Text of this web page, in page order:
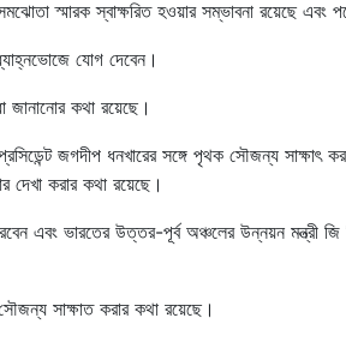
স্মারক স্বাক্ষরিত হওয়ার সম্ভাবনা রয়েছে এবং
যোগ দেবেন।
জানানোর কথা রয়েছে।
জগদীপ ধনখারের সঙ্গে পৃথক সৌজন্য সাক্ষাৎ
দেখা করার কথা রয়েছে।
এবং ভারতের উত্তর-পূর্ব অঞ্চলের উন্নয়ন মন্ত্রী
সাক্ষাত করার কথা রয়েছে।